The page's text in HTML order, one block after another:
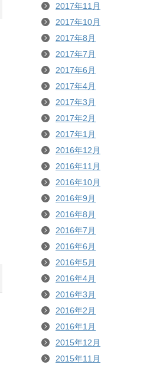
2017年11月
2017年10月
2017年8月
2017年7月
2017年6月
2017年4月
2017年3月
2017年2月
2017年1月
2016年12月
2016年11月
2016年10月
2016年9月
2016年8月
2016年7月
2016年6月
2016年5月
2016年4月
2016年3月
2016年2月
2016年1月
2015年12月
2015年11月